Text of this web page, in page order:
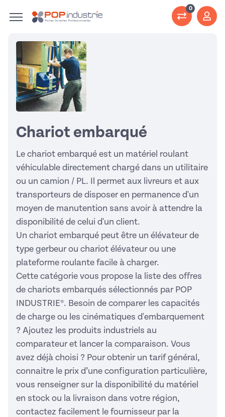
0
Chariot embarqué
Le chariot embarqué est un matériel roulant
véhiculable directement chargé dans un utilitaire
ou un camion / PL. Il permet aux livreurs et aux
transporteurs de disposer en permanence d'un
moyen de manutention sans avoir à attendre la
disponibilité de celui d'un client.
Un chariot embarqué peut être un élévateur de
type gerbeur ou chariot élévateur ou une
plateforme roulante facile à charger.
Cette catégorie vous propose la liste des offres
de chariots embarqués sélectionnés par POP
INDUSTRIE®. Besoin de comparer les capacités
de charge ou les cinématiques d'embarquement
? Ajoutez les produits industriels au
comparateur et lancer la comparaison. Vous
avez déjà choisi ? Pour obtenir un tarif général,
connaitre le prix d’une configuration particulière,
vous renseigner sur la disponibilité du matériel
en stock ou la livraison dans votre région,
contactez facilement le fournisseur par la